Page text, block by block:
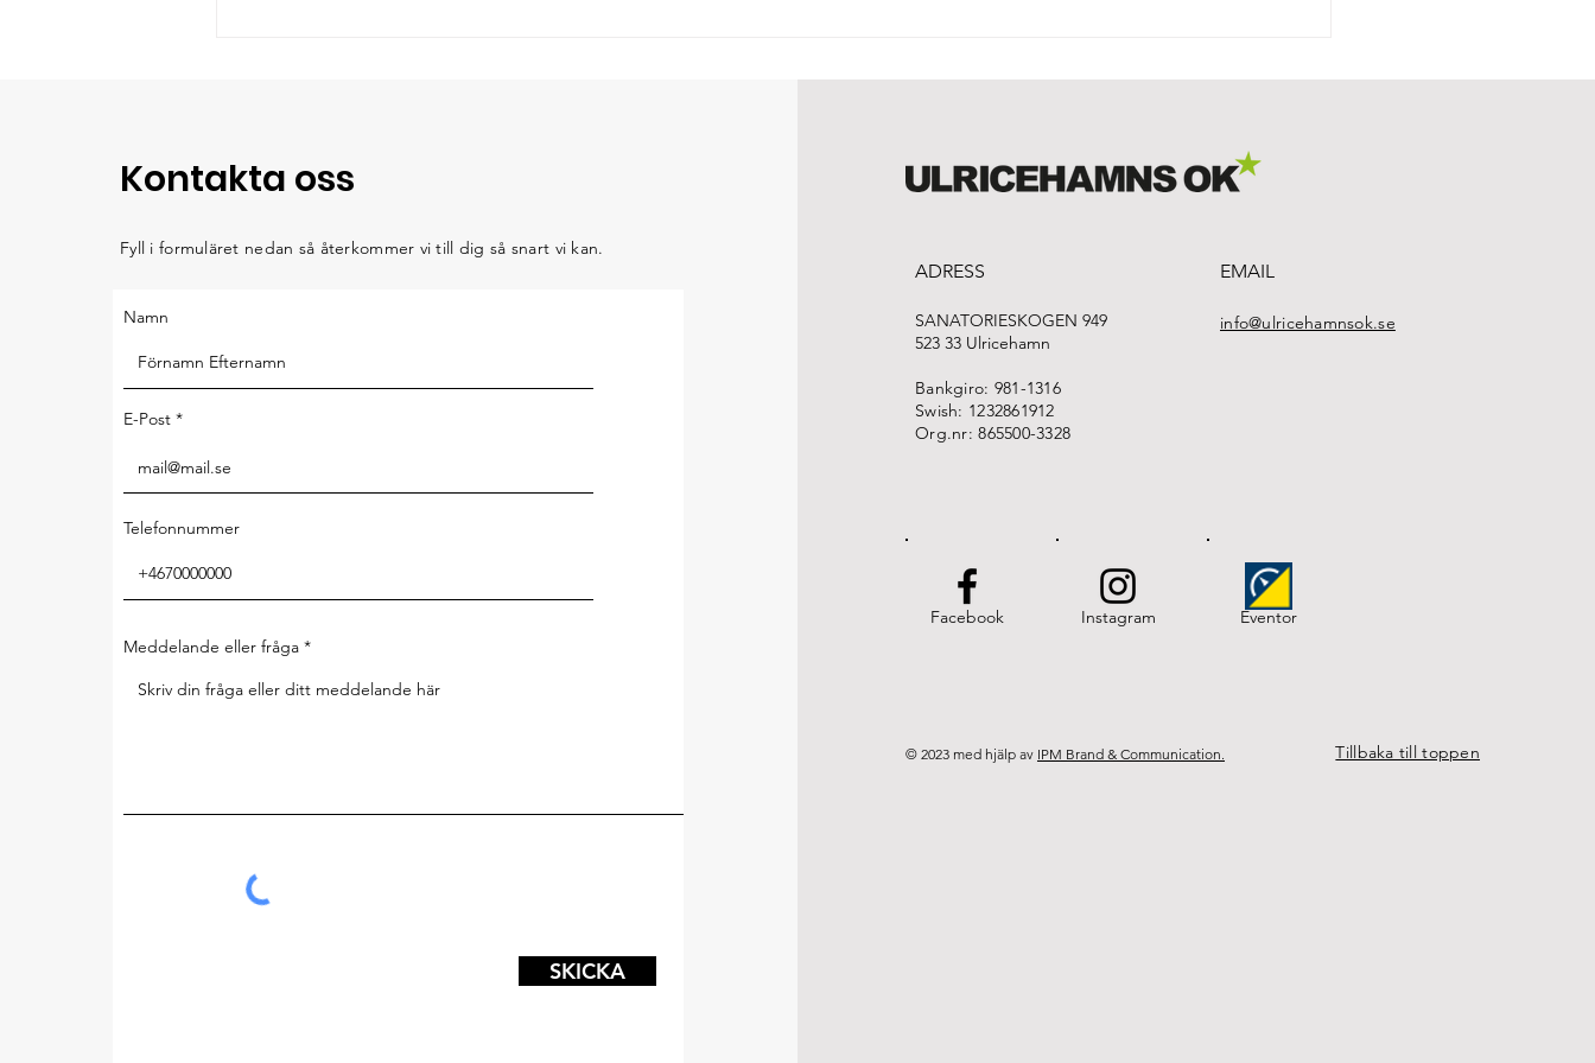
Kontakta oss
Fyll i formuläret nedan så återkommer vi till dig så snart vi kan.
Namn
E-Post
Telefonnummer
Meddelande eller fråga
SKICKA
ADRESS
SANATORIESKOGEN 949
523 33 Ulricehamn
Bankgiro: 981-1316
Swish: 1232861912
Org.nr: 865500-3328
EMAIL
info@ulricehamnsok.se
Facebook Instagram Eventor
© 2023 med hjälp av IPM Brand & Communication. Tillbaka till toppen